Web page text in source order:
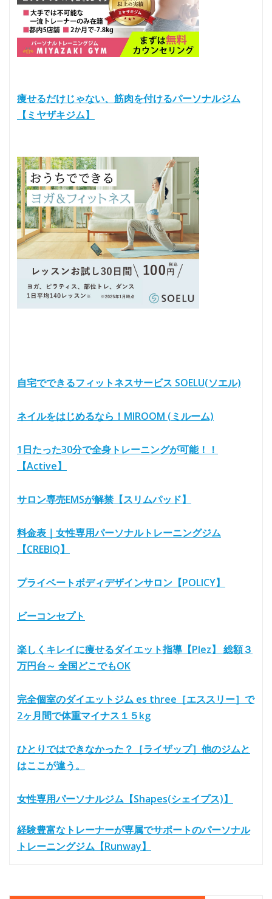
痩せるだけじゃない、筋肉を付けるパーソナルジム
【ミヤザキジム】
自宅でできるフィットネスサービス SOELU(ソエル)
ネイルをはじめるなら！MIROOM (ミルーム)
1日たった30分で全身トレーニングが可能！！
【Active】
サロン専売EMSが解禁【スリムパッド】
料金表｜女性専用パーソナルトレーニングジム
【CREBIQ】
プライベートボディデザインサロン【POLICY】
ビーコンセプト
楽しくキレイに痩せるダイエット指導【Plez】 総額３
万円台～ 全国どこでもOK
完全個室のダイエットジム es three［エススリー］で
2ヶ月間で体重マイナス１５kg
ひとりではできなかった？［ライザップ］他のジムと
はここが違う。
女性専用パーソナルジム【Shapes(シェイプス)】
経験豊富なトレーナーが専属でサポートのパーソナル
トレーニングジム【Runway】